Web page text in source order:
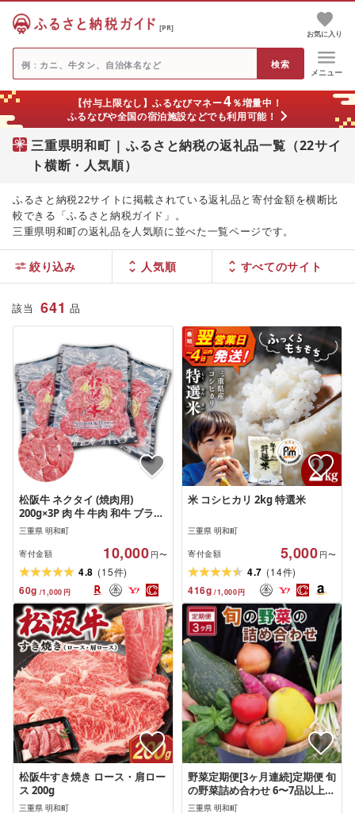
[PR]
お気に入り
メニュー
【付与上限なし】ふるなびマネー4％増量中！
ふるなびや全国の宿泊施設などでも利用可能！
三重県明和町 | ふるさと納税の返礼品一覧（22サイ
ト横断・人気順）
ふるさと納税22サイトに掲載されている返礼品と寄付金額を横断比
較できる「ふるさと納税ガイド」。
三重県明和町の返礼品を人気順に並べた一覧ページです。
絞り込み 人気順
該当 641 品
松阪牛 ネクタイ (焼肉用)
200g×3P 肉 牛 牛肉 和牛 ブラン
ド牛 高級 国産 霜降り 冷凍 人気
ネック スライス カタロース
三重県 明和町
寄付金額 10,000 円〜
4.8 (15件)
60g /1,000 円
米 コシヒカリ 2kg 特選米
三重県 明和町
寄付金額 5,000 円〜
4.7 (14件)
416g /1,000円
松阪牛すき焼き ロース・肩ロー
ス 200g
三重県 明和町
野菜定期便[3ヶ月連続]定期便 旬
の野菜詰め合わせ 6〜7品以上
ja1
三重県 明和町